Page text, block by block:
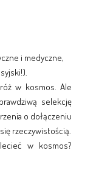
i medyczne,
w kosmos. Ale
selekcję
o dołączeniu
rzeczywistością.
w kosmos?